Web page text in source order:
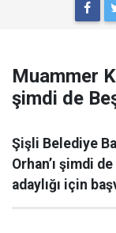
Muammer
şimdi de
Şişli Belediye
Orhan’ı şimdi
adaylığı için